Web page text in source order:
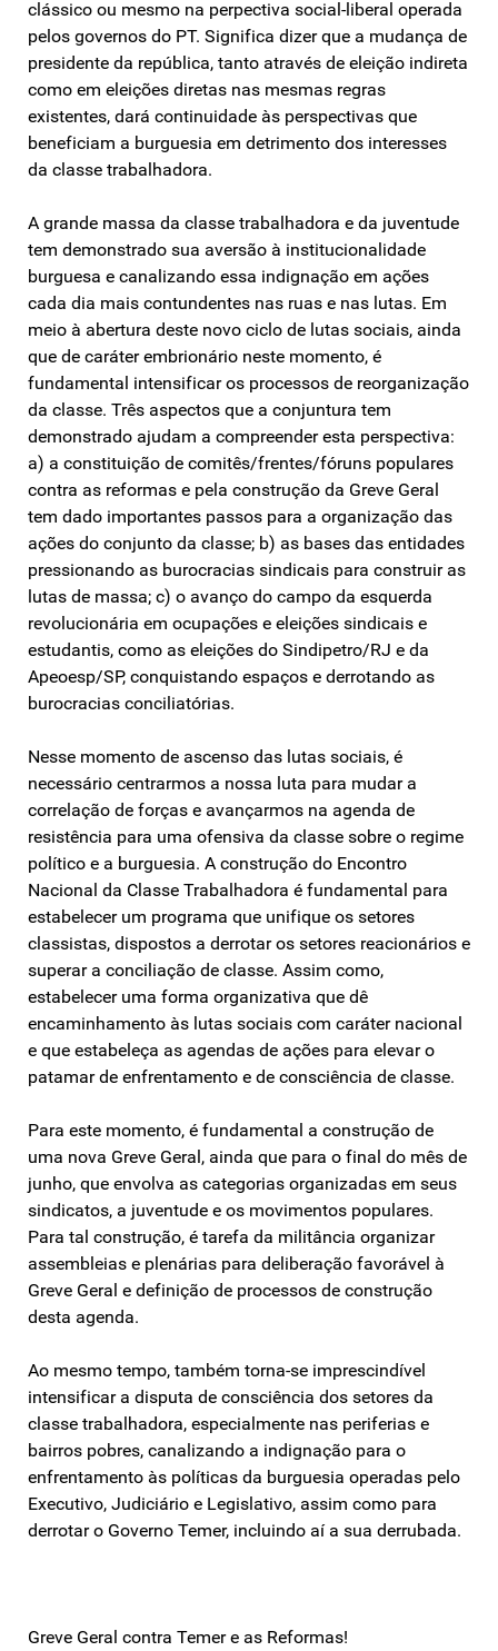
clássico ou mesmo na perpectiva social-liberal operada
pelos governos do PT. Significa dizer que a mudança de
presidente da república, tanto através de eleição indireta
como em eleições diretas nas mesmas regras
existentes, dará continuidade às perspectivas que
beneficiam a burguesia em detrimento dos interesses
da classe trabalhadora.
A grande massa da classe trabalhadora e da juventude
tem demonstrado sua aversão à institucionalidade
burguesa e canalizando essa indignação em ações
cada dia mais contundentes nas ruas e nas lutas. Em
meio à abertura deste novo ciclo de lutas sociais, ainda
que de caráter embrionário neste momento, é
fundamental intensificar os processos de reorganização
da classe. Três aspectos que a conjuntura tem
demonstrado ajudam a compreender esta perspectiva:
a) a constituição de comitês/frentes/fóruns populares
contra as reformas e pela construção da Greve Geral
tem dado importantes passos para a organização das
ações do conjunto da classe; b) as bases das entidades
pressionando as burocracias sindicais para construir as
lutas de massa; c) o avanço do campo da esquerda
revolucionária em ocupações e eleições sindicais e
estudantis, como as eleições do Sindipetro/RJ e da
Apeoesp/SP, conquistando espaços e derrotando as
burocracias conciliatórias.
Nesse momento de ascenso das lutas sociais, é
necessário centrarmos a nossa luta para mudar a
correlação de forças e avançarmos na agenda de
resistência para uma ofensiva da classe sobre o regime
político e a burguesia. A construção do Encontro
Nacional da Classe Trabalhadora é fundamental para
estabelecer um programa que unifique os setores
classistas, dispostos a derrotar os setores reacionários e
superar a conciliação de classe. Assim como,
estabelecer uma forma organizativa que dê
encaminhamento às lutas sociais com caráter nacional
e que estabeleça as agendas de ações para elevar o
patamar de enfrentamento e de consciência de classe.
Para este momento, é fundamental a construção de
uma nova Greve Geral, ainda que para o final do mês de
junho, que envolva as categorias organizadas em seus
sindicatos, a juventude e os movimentos populares.
Para tal construção, é tarefa da militância organizar
assembleias e plenárias para deliberação favorável à
Greve Geral e definição de processos de construção
desta agenda.
Ao mesmo tempo, também torna-se imprescindível
intensificar a disputa de consciência dos setores da
classe trabalhadora, especialmente nas periferias e
bairros pobres, canalizando a indignação para o
enfrentamento às políticas da burguesia operadas pelo
Executivo, Judiciário e Legislativo, assim como para
derrotar o Governo Temer, incluindo aí a sua derrubada.
Greve Geral contra Temer e as Reformas!